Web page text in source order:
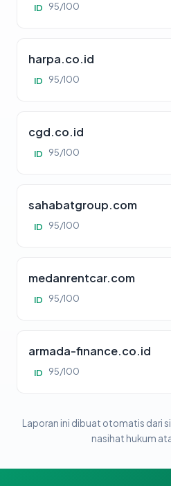
ID 95/100
harpa.co.id
ID 95/100
cgd.co.id
ID 95/100
sahabatgroup.com
ID 95/100
medanrentcar.com
ID 95/100
armada-finance.co.id
ID 95/100
Laporan ini dibuat otomatis dari
nasihat hukum